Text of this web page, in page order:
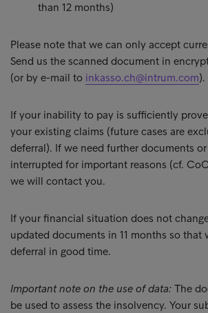
than 12 months)
Please note that we can only accept
Send us the scanned document in
(or by e-mail to inkasso.ch@intrum.com).
If your inability to pay is sufficiently
your existing claims (future cases are
deferral). If we need further documents
interrupted for important reasons (cf.
we will contact you.
If your financial situation does not
updated documents in 11 months so that
deferral in good time.
Important note on the use of data: The
be used to assess the insolvency. Your